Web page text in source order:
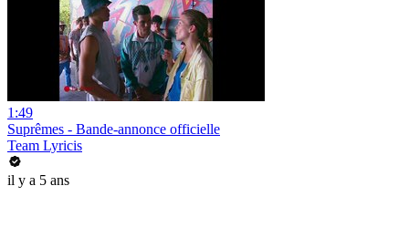
1:49
Suprêmes - Bande-annonce officielle
Team Lyricis
il y a 5 ans